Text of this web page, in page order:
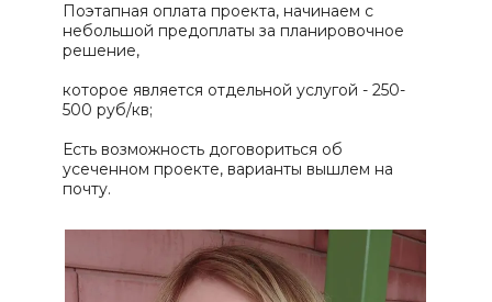
Поэтапная оплата проекта, начинаем с
небольшой предоплаты за планировочное
решение,
которое является отдельной услугой - 250-
500 руб/кв;
Есть возможность договориться об
усеченном проекте, варианты вышлем на
почту.